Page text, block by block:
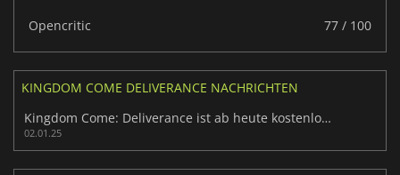
Opencritic 77 / 100
KINGDOM COME DELIVERANCE NACHRICHTEN
Kingdom Come: Deliverance ist ab heute kostenlos im Epic Games Store erhältlich
02.01.25